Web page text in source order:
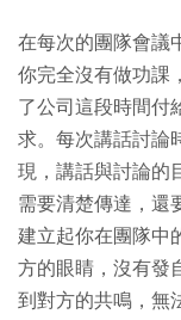
在每次的團隊會議
你完全沒有做功課
了公司這段時間付
求。每次講話討論
現，講話與討論的
需要清楚傳達，還
建立起你在團隊中
方的眼睛，沒有發
到對方的共鳴，無